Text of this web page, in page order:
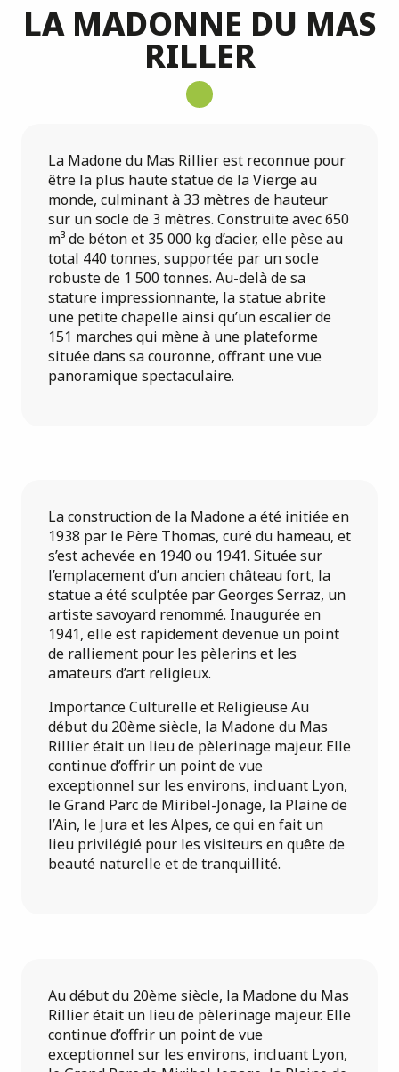
LA MADONNE DU MAS
RILLER
La Madone du Mas Rillier est reconnue pour
être la plus haute statue de la Vierge au
monde, culminant à 33 mètres de hauteur
sur un socle de 3 mètres. Construite avec 650
m³ de béton et 35 000 kg d’acier, elle pèse au
total 440 tonnes, supportée par un socle
robuste de 1 500 tonnes. Au-delà de sa
stature impressionnante, la statue abrite
une petite chapelle ainsi qu’un escalier de
151 marches qui mène à une plateforme
située dans sa couronne, offrant une vue
panoramique spectaculaire.
La construction de la Madone a été initiée en
1938 par le Père Thomas, curé du hameau, et
s’est achevée en 1940 ou 1941. Située sur
l’emplacement d’un ancien château fort, la
statue a été sculptée par Georges Serraz, un
artiste savoyard renommé. Inaugurée en
1941, elle est rapidement devenue un point
de ralliement pour les pèlerins et les
amateurs d’art religieux.
Importance Culturelle et Religieuse Au
début du 20ème siècle, la Madone du Mas
Rillier était un lieu de pèlerinage majeur. Elle
continue d’offrir un point de vue
exceptionnel sur les environs, incluant Lyon,
le Grand Parc de Miribel-Jonage, la Plaine de
l’Ain, le Jura et les Alpes, ce qui en fait un
lieu privilégié pour les visiteurs en quête de
beauté naturelle et de tranquillité.
Au début du 20ème siècle, la Madone du Mas
Rillier était un lieu de pèlerinage majeur. Elle
continue d’offrir un point de vue
exceptionnel sur les environs, incluant Lyon,